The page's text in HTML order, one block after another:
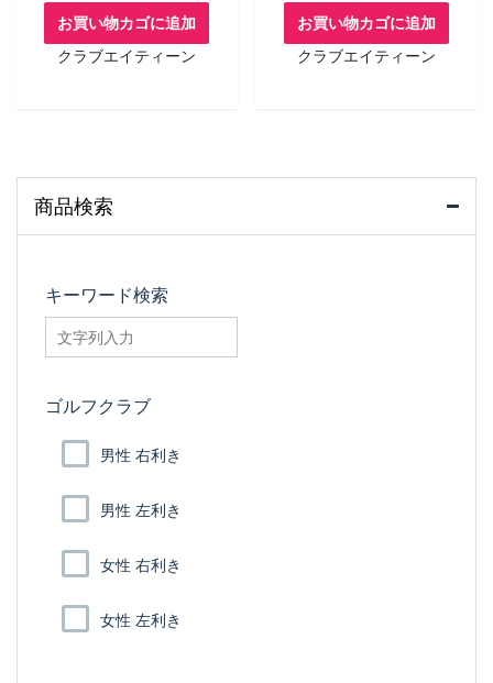
お買い物カゴに追加
クラブエイティーン
お買い物カゴに追加
クラブエイティーン
商品検索
キーワード検索
searchfilter_pro
ゴルフクラブ
男性 右利き
男性 左利き
女性 右利き
女性 左利き